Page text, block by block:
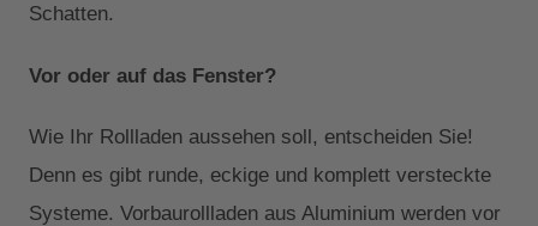
Schatten.
Vor oder auf das Fenster?
Wie Ihr Rollladen aussehen soll, entscheiden Sie!
Denn es gibt runde, eckige und komplett versteckte
Systeme. Vorbaurollladen aus Aluminium werden vor